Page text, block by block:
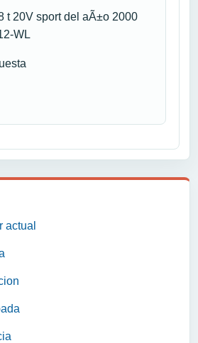
actual
t 20V sport del aÃ±o 2000
WL